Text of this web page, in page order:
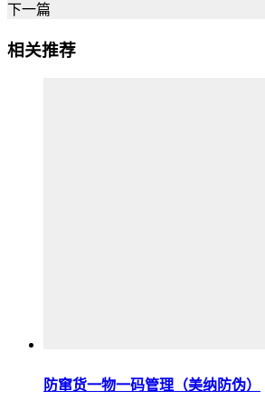
下一篇
相关推荐
防窜货一物一码管理（美纳防伪）